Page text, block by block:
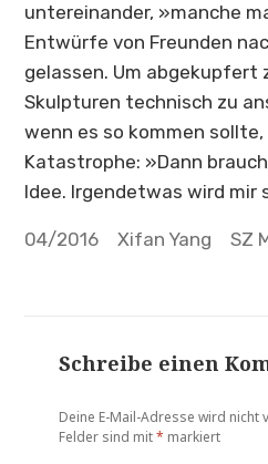
untereinander, »manche
Entwürfe von Freunden
gelassen. Um abgekupfert
Skulpturen technisch zu
wenn es so kommen
Katastrophe: »Dann
Idee. Irgendetwas wird mir
Veröffentlicht
04/2016 Autor
Xifan Yang SZ
Schreibe einen
Deine E-Mail-Adresse wird nicht
Felder sind mit* markiert